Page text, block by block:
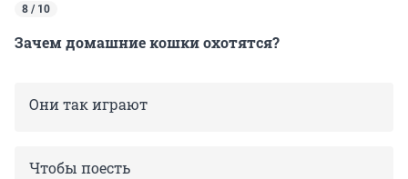
8 / 10
Зачем домашние кошки охотятся?
Они так играют
Чтобы поесть